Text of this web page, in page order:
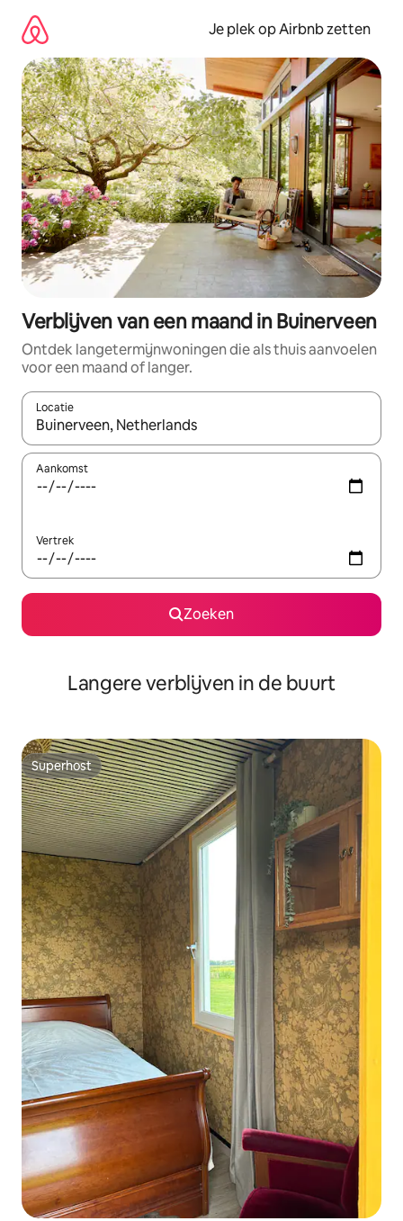
direct
naar
inhoud
Je plek op Airbnb zetten
Verblijven van een maand in Buinerveen
Ontdek langetermijnwoningen die als thuis aanvoelen
voor een maand of langer.
Locatie
Wanneer er resultaten beschikbaar zijn, maak je een keuze
Aankomst
Vertrek
Zoeken
Langere verblijven in de buurt
Superhost
Superhost